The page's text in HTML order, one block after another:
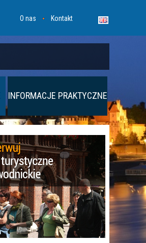
O nas Kontakt
INFORMACJE PRAKTYCZNE